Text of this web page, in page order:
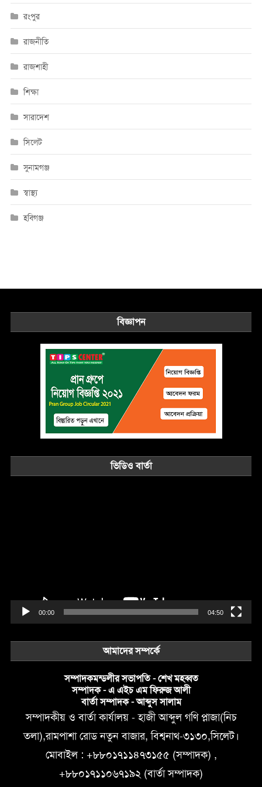
রংপুর
রাজনীতি
রাজশাহী
শিক্ষা
সারাদেশ
সিলেট
সুনামগঞ্জ
স্বাস্থ্য
হবিগঞ্জ
বিজ্ঞাপন
ভিডিও বার্তা
00:00 04:50
আমাদের সম্পর্কে
সম্পাদকমন্ডলীর সভাপতি - শেখ মহব্বত
সম্পাদক - এ এইচ এম ফিরুজ আলী
বার্তা সম্পাদক - আব্দুস সালাম
সম্পাদকীয় ও বার্তা কার্যালয় - হাজী আব্দুল গণি প্লাজা(নিচ
তলা),রামপাশা রোড নতুন বাজার, বিশ্বনাথ-৩১৩০,সিলেট।
মোবাইল : +৮৮০১৭১১৪৭৩১৫৫ (সম্পাদক) ,
+৮৮০১৭১১০৬৭১৯২ (বার্তা সম্পাদক)